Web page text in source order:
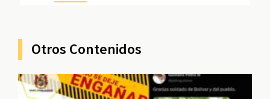
Otros Contenidos